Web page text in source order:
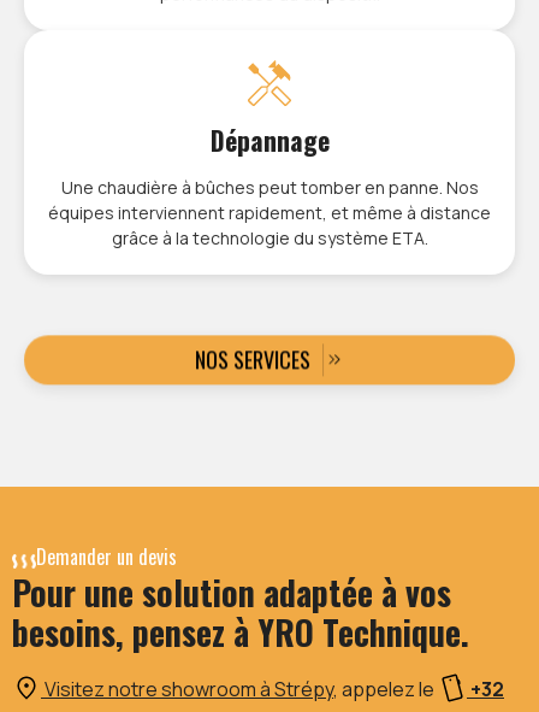
Dépannage
Une chaudière à bûches peut tomber en panne. Nos
équipes interviennent rapidement, et même à distance
grâce à la technologie du système ETA.
NOS SERVICES
Demander un devis
Pour une solution adaptée à vos
besoins, pensez à YRO Technique.
Visitez notre showroom à Strépy, appelez le
+32